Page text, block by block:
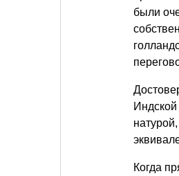
были
Когда